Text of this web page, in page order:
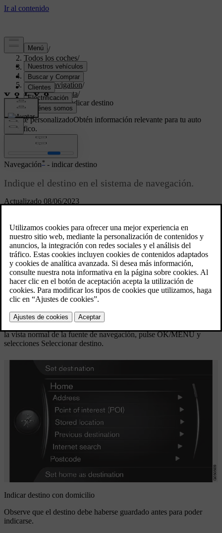
Soporte/
Todos los coches/
V70 2016 /
Manual de usuario
Sensus Navigation/
Itinerario y ruta/
Navegación - indicar destino
Soporte personalizadoObtén información relevante para tu auto
específico.
Iniciar sesión
Actualizado 08/06/2023
Navegación* - indicar destino
Indique el destino en el sistema de navegación.
acceso cuando se indica un destino. El sistema de navegación le
guía hasta el destino y es posible añadir cuatro destinos intermedios
al itinerario. El sistema de navegación puede ofrecer más
información sobre muchos destinos con la opciónInformación.
Con el vehículoconectado a Internet, se puede, a través la
aplicación"Send to Car", enviar destinos cartográficos de un
navegador web y, a través de Aplicación para móvil Volvo On
Call* *, al sistema de navegación, véase
la vista normal de la fuente de navegación, pulseOK/MENUy
selecciones Seleccionar destino.
Indicar destino con domicilio
Observe que el destino debe haberse guardado antes para poder
indicarse.